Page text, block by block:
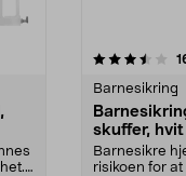
Barnesikring
skuffer,
Barnesikre
risikoen for at